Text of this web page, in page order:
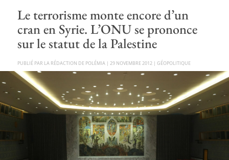
Le terrorisme monte encore d’un
cran en Syrie. L’ONU se prononce
sur le statut de la Palestine
PAR LA RÉDACTION DE POLÉMIA | 29 NOVEMBRE 2012| GÉOPOLITIQUE